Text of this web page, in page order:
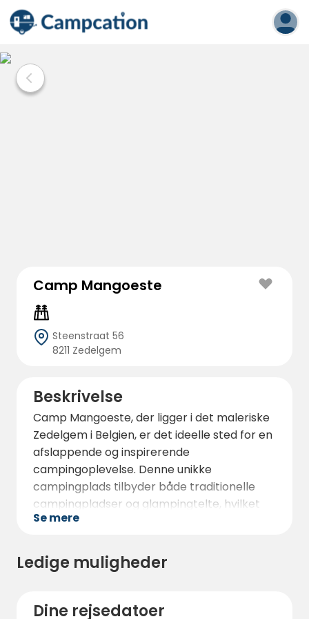
Camp Mangoeste
Steenstraat 56
8211 Zedelgem
Beskrivelse
Camp Mangoeste, der ligger i det maleriske
Zedelgem i Belgien, er det ideelle sted for en
afslappende og inspirerende
campingoplevelse. Denne unikke
campingplads tilbyder både traditionelle
campingpladser og glampingtelte, hvilket
gør den til et perfekt valg for alle typer
udsigt over den frodige have og gøre brug af
faciliteter som en hyggelig terrasse og en
For at gøre dit ophold endnu mere
Se mere
Ledige muligheder
Dine rejsedatoer